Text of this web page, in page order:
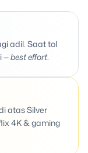
adil. Saat tol
—best effort.
atas Silver
4K & gaming